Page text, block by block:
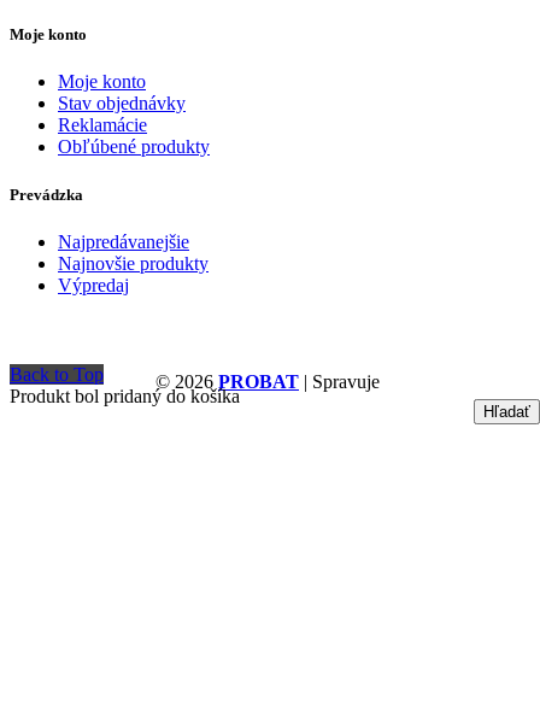
Moje konto
Moje konto
Stav objednávky
Reklamácie
Obľúbené produkty
Prevádzka
Najpredávanejšie
Najnovšie produkty
Výpredaj
© 2026 PROBAT | Spravuje
Back to Top
Produkt bol pridaný do košíka